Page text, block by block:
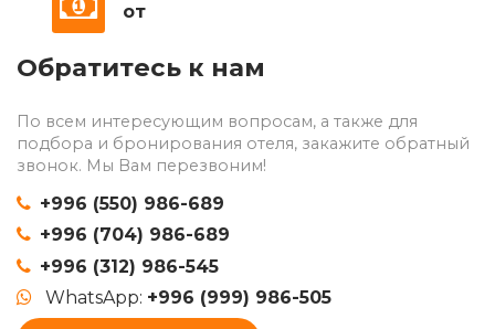
от
Обратитесь к нам
По всем интересующим вопросам, а также для
подбора и бронирования отеля, закажите обратный
звонок. Мы Вам перезвоним!
+996 (550) 986-689
+996 (704) 986-689
+996 (312) 986-545
WhatsApp: +996 (999) 986-505